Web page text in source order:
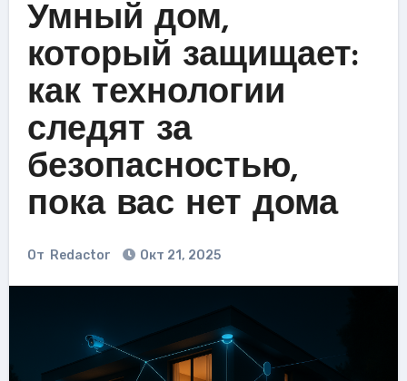
Умный дом,
который защищает:
как технологии
следят за
безопасностью,
пока вас нет дома
От Redactor Окт 21, 2025